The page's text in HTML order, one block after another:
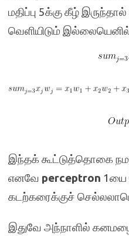
மதிப்பு 5க்கு கீழ்
வெளியிடும் இல்லையெனில்
இந்தக் கூட்டுத்தொகை
எனவே perceptron 1யை
கடற்கரைக்குச்
இதுவே அந்நாளில்